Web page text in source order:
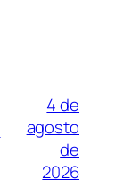
4 de
agosto
de
2026